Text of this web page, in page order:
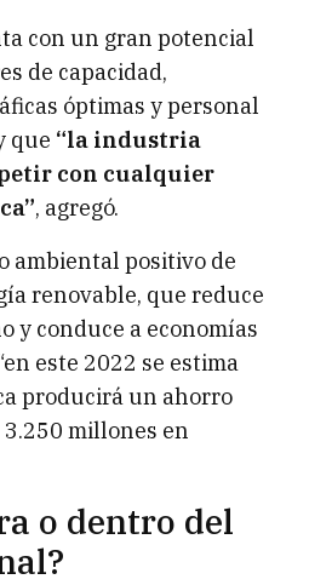
con un gran potencial
de capacidad,
óptimas y personal
que “la industria
con cualquier
, agregó.
ambiental positivo de
renovable, que reduce
y conduce a economías
este 2022 se estima
producirá un ahorro
millones en
o dentro del